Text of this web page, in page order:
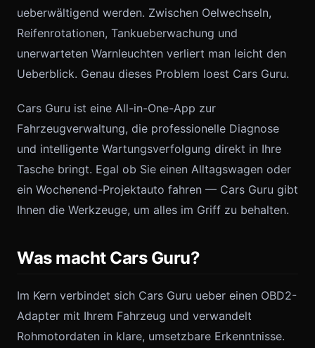
ueberwältigend werden. Zwischen Oelwechseln,
Reifenrotationen, Tankueberwachung und
unerwarteten Warnleuchten verliert man leicht den
Ueberblick. Genau dieses Problem loest Cars Guru.
Cars Guru ist eine All-in-One-App zur
Fahrzeugverwaltung, die professionelle Diagnose
und intelligente Wartungsverfolgung direkt in Ihre
Tasche bringt. Egal ob Sie einen Alltagswagen oder
ein Wochenend-Projektauto fahren — Cars Guru gibt
Ihnen die Werkzeuge, um alles im Griff zu behalten.
Was macht Cars Guru?
Im Kern verbindet sich Cars Guru ueber einen OBD2-
Adapter mit Ihrem Fahrzeug und verwandelt
Rohmotordaten in klare, umsetzbare Erkenntnisse.